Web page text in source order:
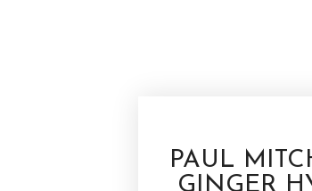
PAUL
GINGER